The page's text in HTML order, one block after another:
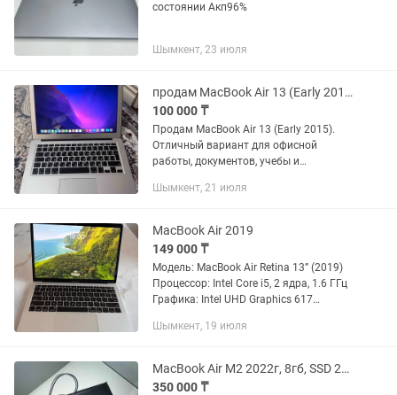
состоянии Акп96%
Шымкент, 23 июля
продам MacBook Air 13 (Early 2015) 8 ГБ
100 000 ₸
Продам MacBook Air 13 (Early 2015).
Отличный вариант для офисной
работы, документов, учебы и
работает стабильно. Главный плюс — 8
Шымкент, 21 июля
MacBook Air 2019
149 000 ₸
Модель: MacBook Air Retina 13” (2019)
Процессор: Intel Core i5, 2 ядра, 1.6 ГГц
Графика: Intel UHD Graphics 617
ГБ LPDDR3 2133 МГц macOS: Sonoma
Шымкент, 19 июля
MacBook Air M2 2022г, 8гб, SSD 256, 13,6 дюймовый
350 000 ₸